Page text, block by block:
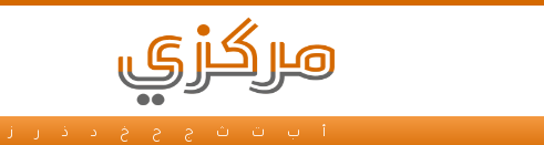
أ ب ت ث ج ح خ د ذ ر ز